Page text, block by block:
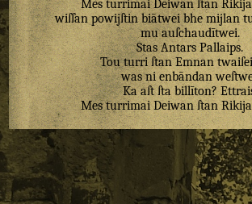
Mes turrimai Deiwan ſtan
wiſſan powijſtin biātwei bhe mijlan
mu auſchaudītwei.
Stas Antars Pallaips.
Tou turri ſtan Emnan twaiſei
was ni enbāndan
Ka aſt ſta billīton?
Mes turrimai Deiwan ſtan